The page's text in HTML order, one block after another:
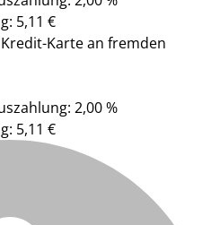
5,11 €
Karte an fremden
2,00 %
5,11 €